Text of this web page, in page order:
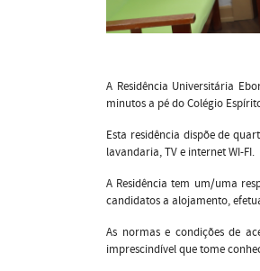
A Residência Universitária
minutos a pé do Colégio
Esta residência dispõe de
lavandaria, TV e internet WI-FI.
A Residência tem um/uma
candidatos a alojamento,
As normas e condições de
imprescindível que tome